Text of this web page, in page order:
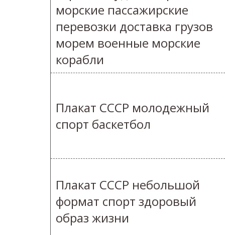
морские пассажирские
перевозки доставка грузов
морем военные морские
корабли
Плакат СССР молодежный
спорт баскетбол
Плакат СССР небольшой
формат спорт здоровый
образ жизни